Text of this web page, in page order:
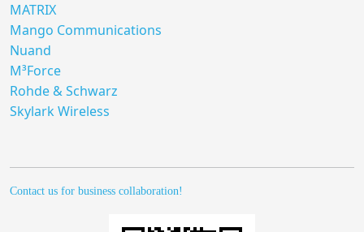
MATRIX
Mango Communications
Nuand
M³Force
Rohde & Schwarz
Skylark Wireless
Contact us for business collaboration!